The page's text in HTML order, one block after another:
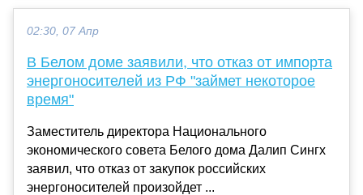
02:30, 07 Апр
В Белом доме заявили, что отказ от импорта
энергоносителей из РФ "займет некоторое
время"
Заместитель директора Национального
экономического совета Белого дома Далип Сингх
заявил, что отказ от закупок российских
энергоносителей произойдет ...